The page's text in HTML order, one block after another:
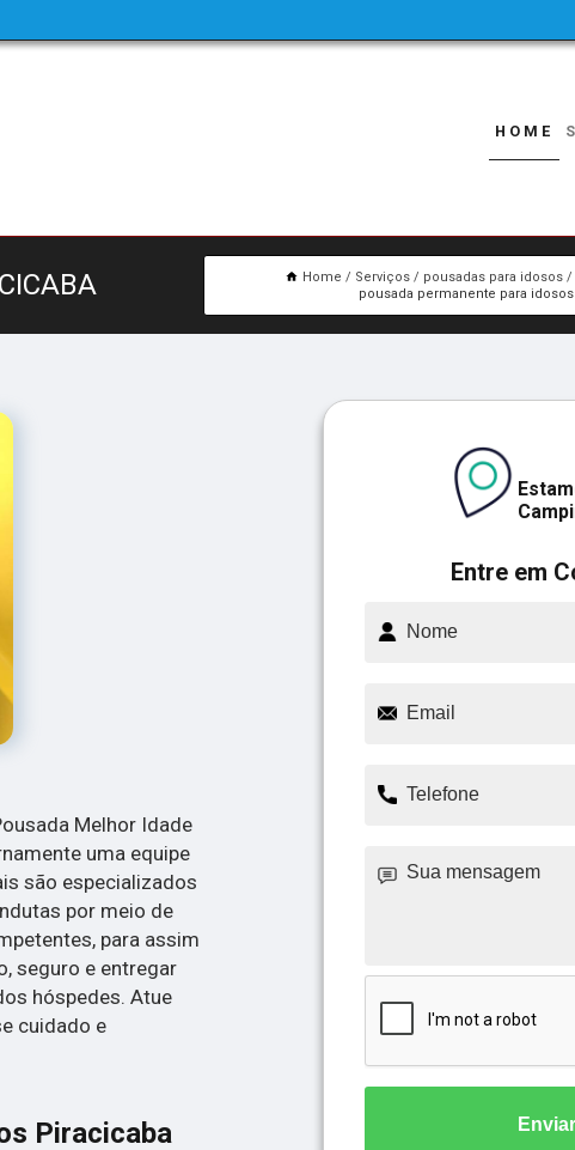
HOME
Home Serviços pousadas para idosos
pousada permanente para
Melhor Idade
uma equipe
são especializados
por meio de
para assim
seguro e entregar
hóspedes. Atue
cuidado e
Piracicaba
Entre em
Enviar